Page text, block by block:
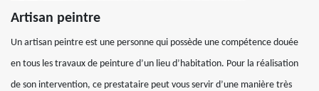
Artisan peintre
Un artisan peintre est une personne qui possède une compétence douée
en tous les travaux de peinture d’un lieu d’habitation. Pour la réalisation
de son intervention, ce prestataire peut vous servir d’une manière très